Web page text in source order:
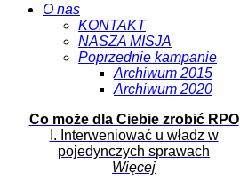
O nas
KONTAKT
NASZA MISJA
Poprzednie kampanie
Archiwum 2015
Archiwum 2020
Co może dla Ciebie zrobić RPO
I. Interweniować u władz w
pojedynczych sprawach
Więcej